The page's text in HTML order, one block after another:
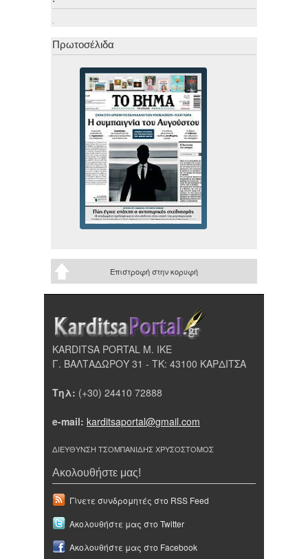
.
Πρωτοσέλιδα
Επιστροφή στην κορυφή
KARDITSA PORTAL Μ. ΙΚΕ
Γ. ΒΑΛΤΑΔΩΡΟΥ 31 - ΤΚ: 43100 ΚΑΡΔΙΤΣΑ
Τηλ: (+30) 24410 72888
e-mail: karditsaportal@gmail.com
ΔΙΕΥΘΥΝΣΗ ΤΣΟΜΠΑΝΙΔΗΣ ΧΡΥΣΟΣΤΟΜΟΣ
Ακολουθήστε μας!
Γίνετε συνδρομητές στο RSS Feed
Ακολουθήστε μας στο Twitter
Ακολουθήστε μας στο Facebook